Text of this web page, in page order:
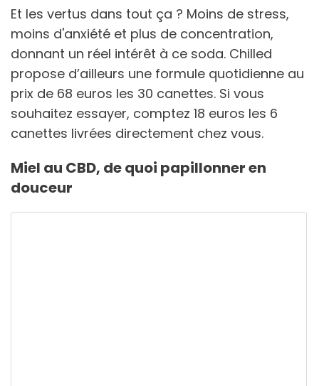
Et les vertus dans tout ça ? Moins de stress,
moins d'anxiété et plus de concentration,
donnant un réel intérêt à ce soda. Chilled
propose d’ailleurs une formule quotidienne au
prix de 68 euros les 30 canettes. Si vous
souhaitez essayer, comptez 18 euros les 6
canettes livrées directement chez vous.
Miel au CBD, de quoi papillonner en
douceur